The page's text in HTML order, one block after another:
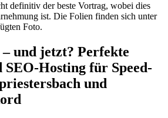
definitiv der beste Vortrag, wobei dies
ist. Die Folien finden sich unter
Foto.
– und jetzt? Perfekte
SEO-Hosting für Speed-
und